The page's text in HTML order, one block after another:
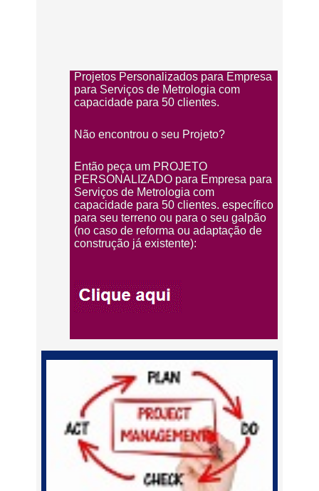
Projetos Personalizados para Empresa
para Serviços de Metrologia com
capacidade para 50 clientes.
Não encontrou o seu Projeto?
Então peça um PROJETO
PERSONALIZADO para Empresa para
Serviços de Metrologia com
capacidade para 50 clientes. específico
para seu terreno ou para o seu galpão
(no caso de reforma ou adaptação de
construção já existente):